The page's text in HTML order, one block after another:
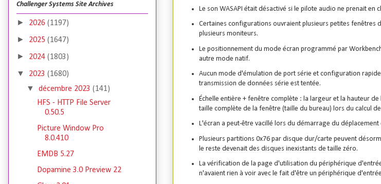
Le son WASAPI était désactivé si le pilote audio ne prenait en
Certaines configurations ouvraient plusieurs petites fenêtres
plusieurs moniteurs.
Le positionnement du mode écran programmé par
autre mode natif.
Aucun mode d'émulation de port série et configuration
transmission de données série est tentée.
Échelle entière + fenêtre complète : la largeur et la hauteur
taille complète de la fenêtre (taille du bureau) lors du calcul
L'écran a peut-être vacillé lors du démarrage du déplacement
Plusieurs partitions 0x76 par disque dur/carte peuvent
le reste devenait des disques inexistants de taille zéro.
La vérification de la page d'utilisation du périphérique
n'avaient rien à voir avec le fait d'être un périphérique
Challenger Systems Site Archives
► 2026 (1197)
► 2025 (1647)
► 2024 (1803)
▼ 2023 (1680)
▼décembre 2023(141)
HFS - HTTP File Server
0.50.5
Picture Window Pro
8.0.410
EMDB 5.27
Dopamine 3.0 Preview 22